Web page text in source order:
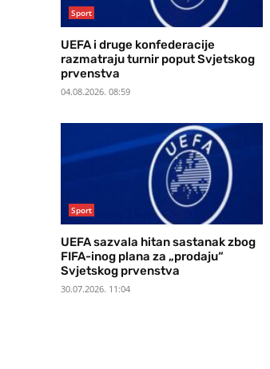
Sport
UEFA i druge konfederacije
razmatraju turnir poput Svjetskog
prvenstva
04.08.2026. 08:59
Sport
UEFA sazvala hitan sastanak zbog
FIFA-inog plana za „prodaju“
Svjetskog prvenstva
30.07.2026. 11:04